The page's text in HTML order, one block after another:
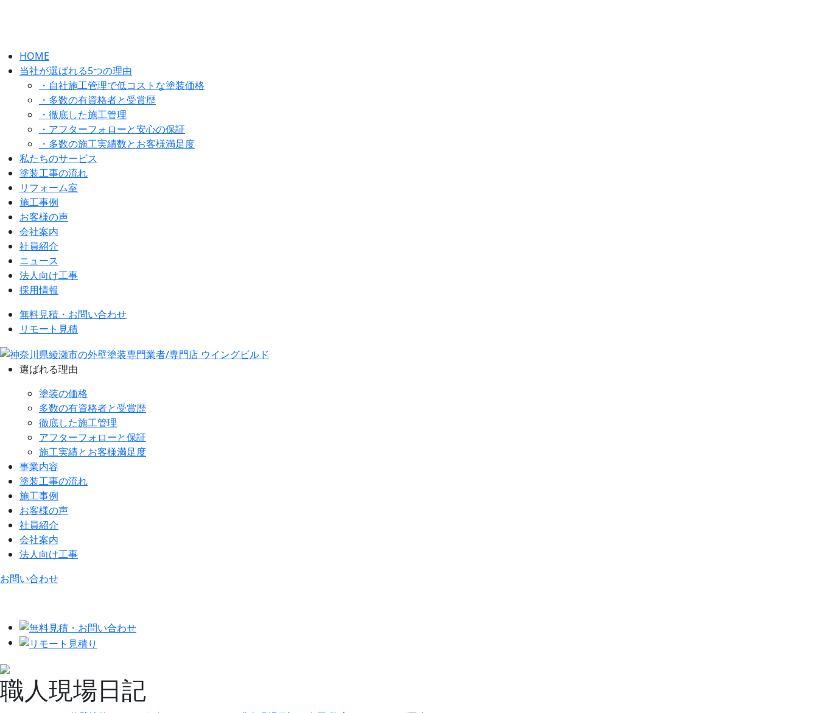
HOME
当社が選ばれる5つの理由
・自社施工管理で低コストな塗装価格
・多数の有資格者と受賞歴
・徹底した施工管理
・アフターフォローと安心の保証
・多数の施工実績数とお客様満足度
私たちのサービス
塗装工事の流れ
リフォーム室
施工事例
お客様の声
会社案内
社員紹介
ニュース
法人向け工事
採用情報
無料見積・お問い合わせ
リモート見積
選ばれる理由
塗装の価格
多数の有資格者と受賞歴
徹底した施工管理
アフターフォローと保証
施工実績とお客様満足度
事業内容
塗装工事の流れ
施工事例
お客様の声
社員紹介
会社案内
法人向け工事
お問い合わせ
職人現場日記